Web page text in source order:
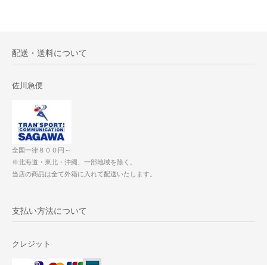
配送・送料について
佐川急便
全国一律８００円～
※北海道・東北・沖縄、一部地域を除く。
当店の商品は全て外箱に入れて配送いたします。
支払い方法について
クレジット